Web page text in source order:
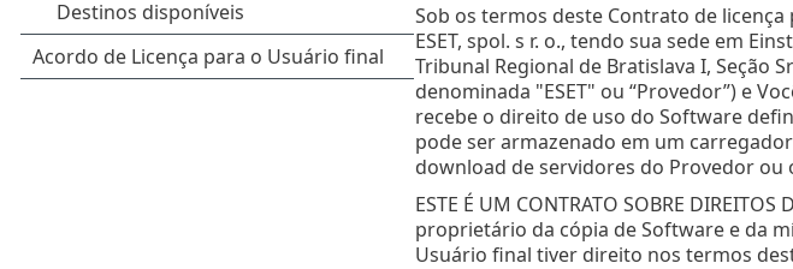
Sob os termos deste Contrato de
ESET, spol. s r. o., tendo sua sede em
Tribunal Regional de Bratislava I, Seção
denominada "ESET" ou “Provedor”) e
recebe o direito de uso do Software
pode ser armazenado em um
download de servidores do Provedor ou
ESTE É UM CONTRATO SOBRE
proprietário da cópia de Software e da
Usuário final tiver direito nos termos